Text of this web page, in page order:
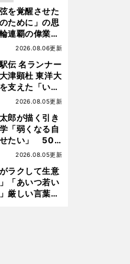
を覚醒させた
のために」の思
連覇の偉業へ
新
駅伝 名ランナー
津顕杜 東洋大
支えた「いぶ
存在 最後は同
兄弟も受賞で
た金栗杯に輝
2026.08.06更新
郎が描く引き
「弱くなる自
たい」 50
人生に影響を
見俊昭の死に
2026.08.05更新
がラクして生意
「あいつ若い
厳しい言葉を
2026.08.05更新